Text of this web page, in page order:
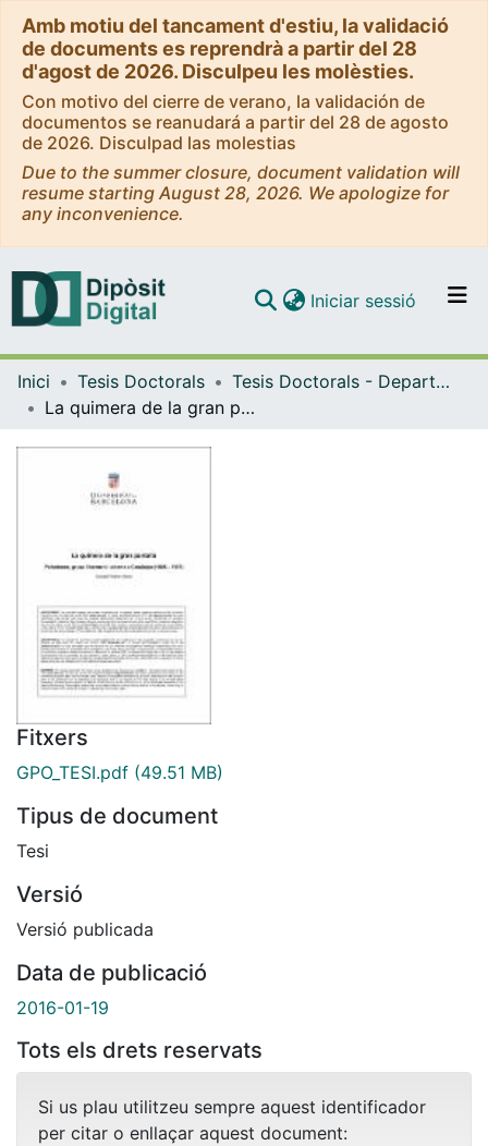
Amb motiu del tancament d'estiu, la validació
de documents es reprendrà a partir del 28
d'agost de 2026. Disculpeu les molèsties.
Con motivo del cierre de verano, la validación de
documentos se reanudará a partir del 28 de agosto
de 2026. Disculpad las molestias
Due to the summer closure, document validation will
resume starting August 28, 2026. We apologize for
any inconvenience.
Navega per tot el DD
Com publicar
Iniciar sessió (current)
Inici Tesis Doctorals
Tesis Doctorals - Departament - Història Contemporània
La quimera de la gran pantalla : periodisme, grups llibertaris i cinema a Catalunya (1926-1937)
Fitxers
GPO_TESI.pdf (49.51 MB)
Tipus de document
Tesi
Versió
Versió publicada
Data de publicació
2016-01-19
Tots els drets reservats
Si us plau utilitzeu sempre aquest identificador
per citar o enllaçar aquest document: